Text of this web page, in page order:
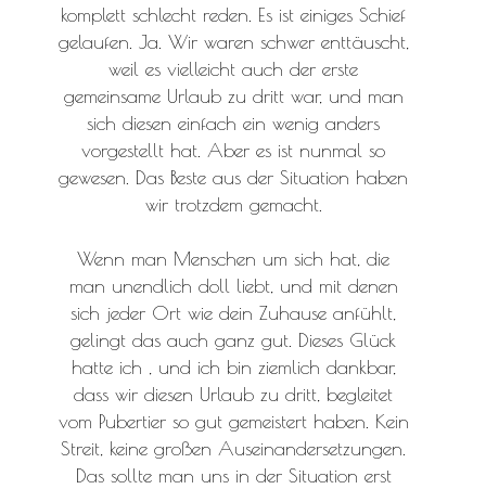
komplett schlecht reden. Es ist einiges Schief
gelaufen. Ja. Wir waren schwer enttäuscht,
weil es vielleicht auch der erste
gemeinsame Urlaub zu dritt war, und man
sich diesen einfach ein wenig anders
vorgestellt hat. Aber es ist nunmal so
gewesen. Das Beste aus der Situation haben
wir trotzdem gemacht.
Wenn man Menschen um sich hat, die
man unendlich doll liebt, und mit denen
sich jeder Ort wie dein Zuhause anfühlt,
gelingt das auch ganz gut. Dieses Glück
hatte ich , und ich bin ziemlich dankbar,
dass wir diesen Urlaub zu dritt, begleitet
vom Pubertier so gut gemeistert haben. Kein
Streit, keine großen Auseinandersetzungen.
Das sollte man uns in der Situation erst